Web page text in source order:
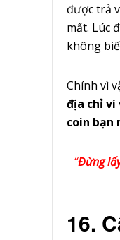
được trả
mất. Lúc
không
Chính vì
địa chỉ ví
coin bạn
“Đừng
16.